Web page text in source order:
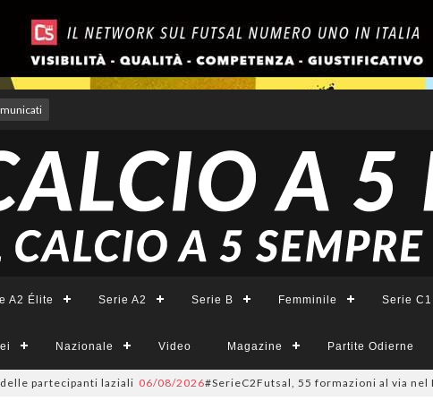
A2 Élite Serie A2 Serie B Femminile Serie C1
Nazionale Video Magazine Partite Odierne
laziali 06/08/2026#SerieC2Futsal, 55 formazioni al via nel